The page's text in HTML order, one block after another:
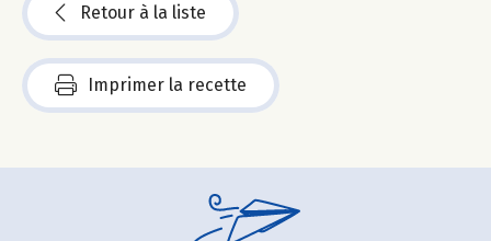
Retour à la liste
Imprimer la recette